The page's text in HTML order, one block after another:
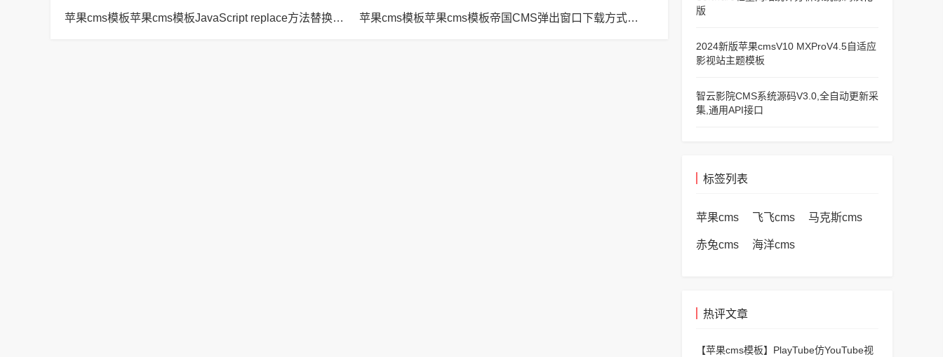
苹果cms模板苹果cms模板JavaScript replace方法替换字符串空格方法 苹果cms模板苹果cms模板帝国CMS弹出窗口下载方式改为点击链接直接下载教程
版
2024新版苹果cmsV10 MXProV4.5自适应
影视站主题模板
智云影院CMS系统源码V3.0,全自动更新采
集,通用API接口
标签列表
苹果cms 飞飞cms 马克斯cms
赤兔cms 海洋cms
热评文章
【苹果cms模板】 PlayTube仿YouTube视